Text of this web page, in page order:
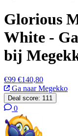
Glorious
White -
bij
€99 €140,80
Ga naar Megekko
Deal score: 111
0